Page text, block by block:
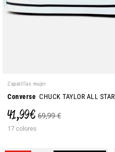
Zapatillas mujer
Converse CHUCK TAYLOR ALL STAR
41,99 € 69,99 €
17 colores